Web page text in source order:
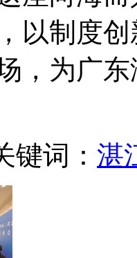
以制度
，为广
键词： 湛